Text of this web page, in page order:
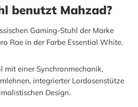
benutzt Mahzad?
Gaming-Stuhl der Marke
Rae in der Farbe Essential White.
mit einer Synchronmechanik,
integrierter Lordosenstütze
Design.